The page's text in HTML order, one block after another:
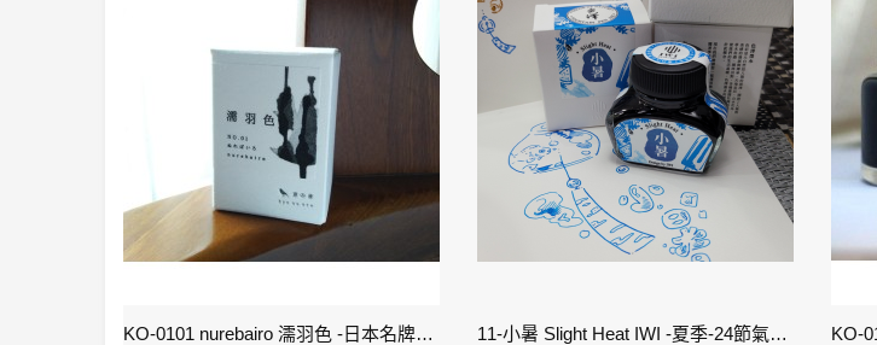
KO-0101 nurebairo 濡羽色 -日本名牌京の音樽裝鋼筆墨水40ml 4573356130012
11-小暑 Slight Heat IWI -夏季-24節氣色澤鋼筆墨水